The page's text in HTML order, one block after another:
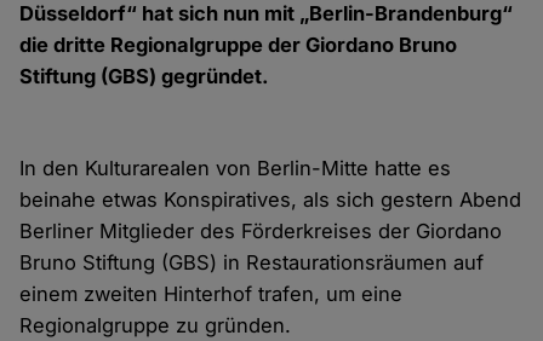
Düsseldorf“ hat sich nun mit „Berlin-Brandenburg“
die dritte Regionalgruppe der Giordano Bruno
Stiftung (GBS) gegründet.
In den Kulturarealen von Berlin-Mitte hatte es
beinahe etwas Konspiratives, als sich gestern Abend
Berliner Mitglieder des Förderkreises der Giordano
Bruno Stiftung (GBS) in Restaurationsräumen auf
einem zweiten Hinterhof trafen, um eine
Regionalgruppe zu gründen.